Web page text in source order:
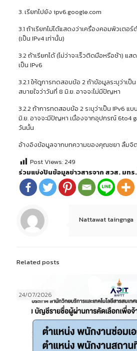
3. เรียกไปยัง ipv6.google.com
3.1 ถ้าเรียกไม่ได้แสดงว่าเครื่องคอมพิวเตอ
(เป็น IPv4 เท่านั้น)
3.2 ถ้าเรียกได้ (ไม่ว่าจะเร็วติดมือหรือช้า) แ
เป็น IPv6
3.2.1 ให้ดูการทดสอบข้อ 2 ถ้าข้อมูลระบุว่าเ
สบายใจว่าวันที่ 8 มิ.ย. อาจจะไม่มีปัญหา
3.2.2 ถ้าการทดสอบข้อ 2 ระบุว่าเป็น IPv6 แ
มิ.ย. อาจจะมีปัญหา เนื่องจากอุปกรณ์ 6to4
วันนั้น
อ้างอิงข้อมูลจากบทความของคุณชยา ลิ้มจิ
Post Views:249
ร่วมแบ่งปันข้อมูลข่าวสารจาก สวส. มท
Nattawat taingnga
Related posts
24/07/2026